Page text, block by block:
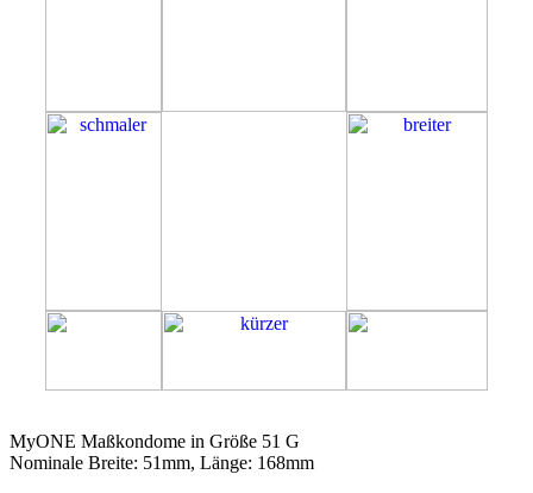
MyONE Maßkondome in Größe 51 G
Nominale Breite: 51mm, Länge: 168mm